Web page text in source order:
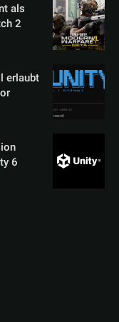
als
2
erlaubt
6